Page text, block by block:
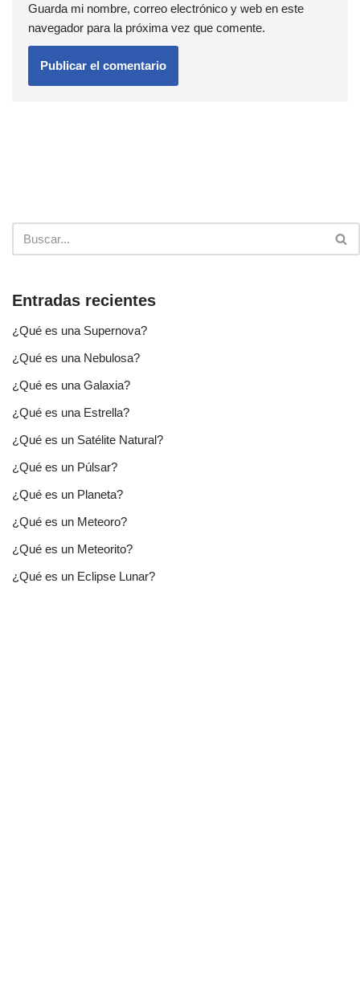
Guarda mi nombre, correo electrónico y web en este
navegador para la próxima vez que comente.
Entradas recientes
¿Qué es una Supernova?
¿Qué es una Nebulosa?
¿Qué es una Galaxia?
¿Qué es una Estrella?
¿Qué es un Satélite Natural?
¿Qué es un Púlsar?
¿Qué es un Planeta?
¿Qué es un Meteoro?
¿Qué es un Meteorito?
¿Qué es un Eclipse Lunar?